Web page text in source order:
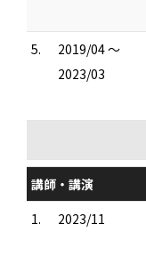
5.
2019/04 ～
2023/03
講師・講演
1.
2023/11